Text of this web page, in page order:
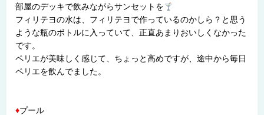
部屋のデッキで飲みながらサンセットを
フィリテヨの水は、フィリテヨで作っているのかしら？と思う
ような瓶のボトルに入っていて、正直あまりおいしくなかった
です。
ペリエが美味しく感じて、ちょっと高めですが、途中から毎日
ペリエを飲んでました。
♦プール